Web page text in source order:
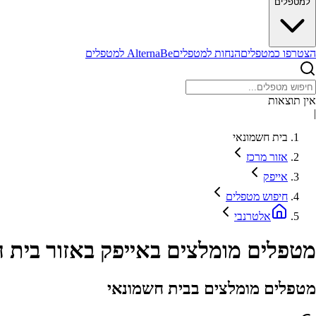
הצטרפו כמטפליםהנחות למטפליםAlternaBe למטפלים
אין תוצאות
|
בית חשמונאי
אזור מרכז
אייפק
חיפוש מטפלים
אלטרנבי
מטפלים מומלצים באייפק באזור בית
מטפלים מומלצים בבית חשמונאי